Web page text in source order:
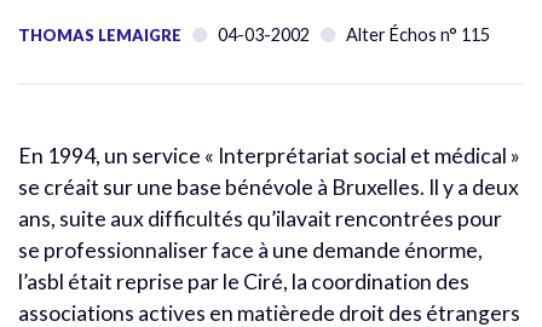
THOMAS LEMAIGRE 04-03-2002 Alter Échos n° 115
En 1994, un service « Interprétariat social et médical »
se créait sur une base bénévole à Bruxelles. Il y a deux
ans, suite aux difficultés qu’ilavait rencontrées pour
se professionnaliser face à une demande énorme,
l’asbl était reprise par le Ciré, la coordination des
associations actives en matièrede droit des étrangers